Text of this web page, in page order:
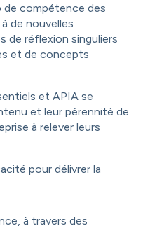
de compétence des
de nouvelles
de réflexion singuliers
et de concepts
et APIA se
et leur pérennité de
à relever leurs
pour délivrer la
à travers des